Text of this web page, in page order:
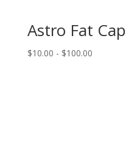
Astro Fat Cap
$10.00 - $100.00Rango